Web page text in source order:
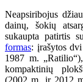
Neapsiribojus
dainų, šokių
sukaupta patirtis
formas: įrašytos
1987 m.
kompaktinių